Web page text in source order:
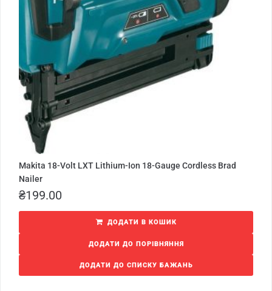
Makita 18-Volt LXT Lithium-Ion 18-Gauge Cordless Brad
Nailer
₴199.00
ДОДАТИ В КОШИК
ДОДАТИ ДО ПОРІВНЯННЯ
ДОДАТИ ДО СПИСКУ БАЖАНЬ